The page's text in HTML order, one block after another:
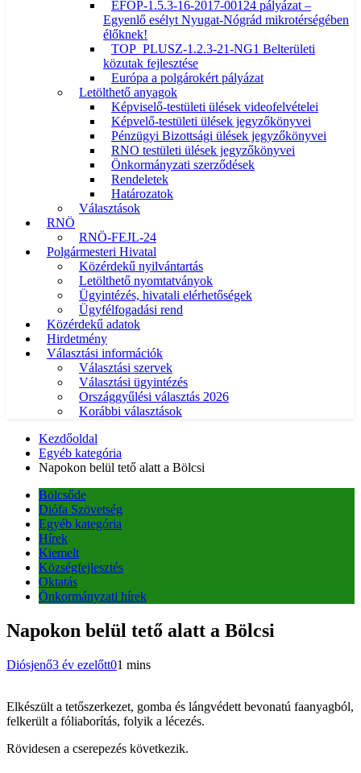
EFOP-1.5.3-16-2017-00124 pályázat –
Egyenlő esélyt Nyugat-Nógrád mikrotérségében
élőknek!
TOP_PLUSZ-1.2.3-21-NG1 Belterületi
közutak fejlesztése
Európa a polgárokért pályázat
Letölthető anyagok
Képviselő-testületi ülések videofelvételei
Képvelő-testületi ülések jegyzőkönyvei
Pénzügyi Bizottsági ülések jegyzőkönyvei
RNO testületi ülések jegyzőkönyvei
Önkormányzati szerződések
Rendeletek
Határozatok
Választások
RNÖ
RNÖ-FEJL-24
Polgármesteri Hivatal
Közérdekű nyilvántartás
Letölthető nyomtatványok
Ügyintézés, hivatali elérhetőségek
Ügyfélfogadási rend
Közérdekű adatok
Hirdetmény
Választási információk
Választási szervek
Választási ügyintézés
Országgyűlési választás 2026
Korábbi választások
Kezdőoldal
Egyéb kategória
Napokon belül tető alatt a Bölcsi
Bölcsőde
Diófa Szövetség
Egyéb kategória
Hírek
Kiemelt
Községfejlesztés
Oktatás
Önkormányzati hírek
Napokon belül tető alatt a Bölcsi
Diósjenő3 év ezelőtt01 mins
Elkészült a tetőszerkezet, gomba és lángvédett bevonatú faanyagból,
felkerült a fóliaborítás, folyik a lécezés.
Rövidesen a cserepezés következik.